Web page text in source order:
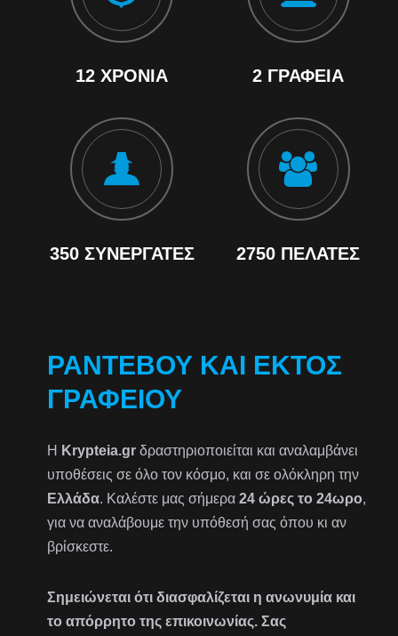
12 ΧΡΌΝΙΑ 2 ΓΡΑΦΕΊΑ
350 ΣΥΝΕΡΓΆΤΕΣ 2750 ΠΕΛΆΤΕΣ
ΡΑΝΤΕΒΟΎ ΚΑΙ ΕΚΤΌΣ
ΓΡΑΦΕΊΟΥ
Η Krypteia.gr δραστηριοποιείται και αναλαμβάνει
υποθέσεις σε όλο τον κόσμο, και σε ολόκληρη την
Ελλάδα. Καλέστε μας σήμερα24 ώρες το 24ωρο,
για να αναλάβουμε την υπόθεσή σας όπου κι αν
βρίσκεστε.
Σημειώνεται ότι διασφαλίζεται η ανωνυμία και
το απόρρητο της επικοινωνίας. Σας